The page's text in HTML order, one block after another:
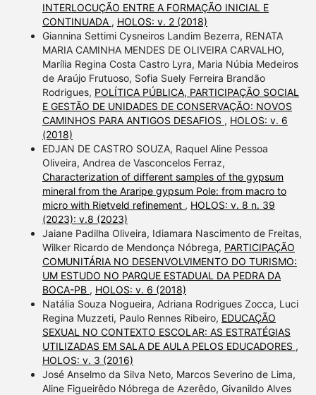
INTERLOCUÇÃO ENTRE A FORMAÇÃO INICIAL E
CONTINUADA , HOLOS: v. 2 (2018)
Giannina Settimi Cysneiros Landim Bezerra, RENATA
MARIA CAMINHA MENDES DE OLIVEIRA CARVALHO,
Marília Regina Costa Castro Lyra, Maria Núbia Medeiros
de Araújo Frutuoso, Sofia Suely Ferreira Brandão
Rodrigues, POLÍTICA PÚBLICA, PARTICIPAÇÃO SOCIAL
E GESTÃO DE UNIDADES DE CONSERVAÇÃO: NOVOS
CAMINHOS PARA ANTIGOS DESAFIOS , HOLOS: v. 6
(2018)
EDJAN DE CASTRO SOUZA, Raquel Aline Pessoa
Oliveira, Andrea de Vasconcelos Ferraz,
Characterization of different samples of the gypsum
mineral from the Araripe gypsum Pole: from macro to
micro with Rietveld refinement , HOLOS: v. 8 n. 39
(2023): v.8 (2023)
Jaiane Padilha Oliveira, Idiamara Nascimento de Freitas,
Wilker Ricardo de Mendonça Nóbrega, PARTICIPAÇÃO
COMUNITÁRIA NO DESENVOLVIMENTO DO TURISMO:
UM ESTUDO NO PARQUE ESTADUAL DA PEDRA DA
BOCA-PB , HOLOS: v. 6 (2018)
Natália Souza Nogueira, Adriana Rodrigues Zocca, Luci
Regina Muzzeti, Paulo Rennes Ribeiro, EDUCAÇÃO
SEXUAL NO CONTEXTO ESCOLAR: AS ESTRATÉGIAS
UTILIZADAS EM SALA DE AULA PELOS EDUCADORES ,
HOLOS: v. 3 (2016)
José Anselmo da Silva Neto, Marcos Severino de Lima,
Aline Figueirêdo Nóbrega de Azerêdo, Givanildo Alves